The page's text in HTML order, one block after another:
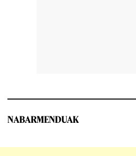
NABARMENDUAK